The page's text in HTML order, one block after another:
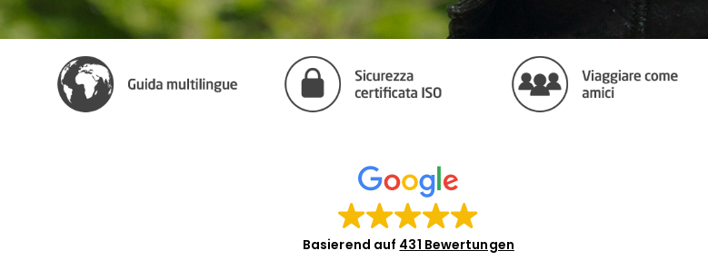
Basierend auf 431 Bewertungen